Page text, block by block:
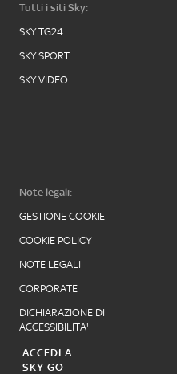
Tutti i siti Sky:
SKY TG24
SKY SPORT
SKY VIDEO
Note legali:
GESTIONE COOKIE
COOKIE POLICY
NOTE LEGALI
CORPORATE
DICHIARAZIONE DI
ACCESSIBILITA'
ACCEDI A
SKY GO